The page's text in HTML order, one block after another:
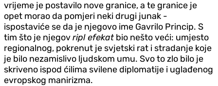
vrijeme je postavilo nove granice, a te granice je
opet morao da pomjeri neki drugi junak -
ispostaviće se da je njegovo ime Gavrilo Princip. S
tim što je njegovripl efekat bio nešto veći: umjesto
regionalnog, pokrenut je svjetski rat i stradanje koje
je bilo nezamislivo ljudskom umu. Svo to zlo bilo je
skriveno ispod ćilima svilene diplomatije i uglađenog
evropskog manirizma.